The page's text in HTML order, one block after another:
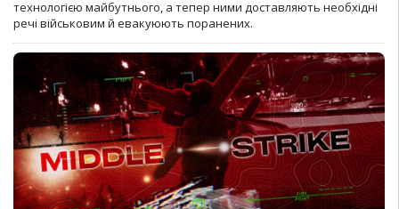
технологією майбутнього, а тепер ними доставляють необхідні
речі військовим й евакуюють поранених.